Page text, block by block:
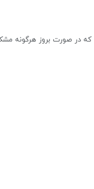
در صورت بروز هرگونه